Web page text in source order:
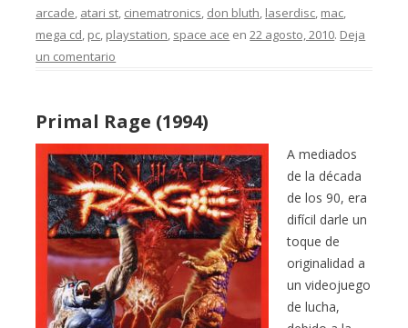
arcade, atari st, cinematronics, don bluth, laserdisc, mac,
mega cd, pc, playstation, space ace en22 agosto, 2010. Deja
un comentario
Primal Rage (1994)
A mediados
de la década
de los 90, era
difícil darle un
toque de
originalidad a
un videojuego
de lucha,